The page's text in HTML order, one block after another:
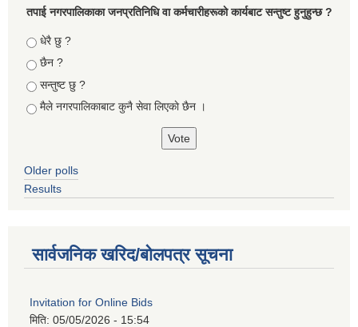
तपा‌ई नगरपालिकाका जनप्रतिनिधि वा कर्मचारीहरूकाे कार्यबाट सन्तुष्ट हुनुहुन्छ ?
Choices
धेरै छु ?
छैन ?
सन्तुष्ट छु ?
मैले नगरपालिकाबाट कुनै सेवा लिएकाे छैन ।
Older polls
Results
सार्वजनिक खरिद/बोलपत्र सूचना
Invitation for Online Bids
मिति: 05/05/2026 - 15:54